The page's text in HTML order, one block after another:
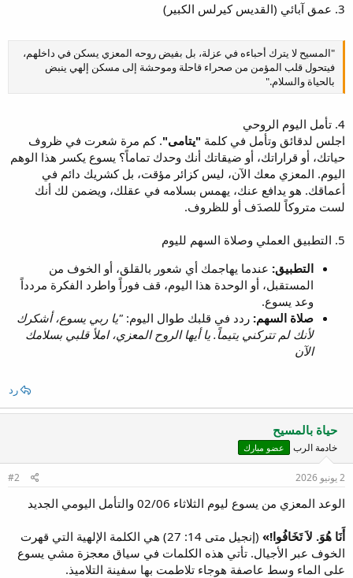
3. عمق آبائي (القديس كيرلس الكبير)
"المسيح لا يترك أحباءه في عزلة، بل بفيض روحه المعزي يسكن في داخلهم،
فيتحول قلب المؤمن من صحراء قاحلة وموحشة إلى مسكن إلهي ينبض
بالحياة والسلام."
4. تأمل اليوم الروحي
اجلس لدقائق وتأمل في كلمة "يتامى". كم مرة شعرت في ظروف
حياتك، أو قراراتك، أو ضيقاتك أنك وحدك تماماً؟ يسوع يكسر هذا الوهم
اليوم. المعزي معك الآن، ليس كزائر مؤقت، بل كشريك دائم في
أعماقك. هو يدافع عنك، يهمس بسلامه في عقلك، ويضمن لك أنك
لست متروكاً للصدَف أو للظروف.
5. التطبيق العملي وصلاة السهم لليوم
التطبيق: عندما يهاجمك أي شعور بالقلق، أو الخوف من
المستقبل، أو الوحدة هذا اليوم، قف فوراً واطرد الفكرة مردداً
وعد يسوع.
صلاة السهم: ردد في قلبك طوال اليوم: "يا ربي يسوع، أشكرك
لأنك لم تتركني يتيماً. يا أيها الروح المعزي، املأ قلبي بسلامك
الآن
رد
حياة بالمسيح
خادمة الرب عضو مبارك
2 يونيو 2026 #2
الوعد المعزي من يسوع ليوم الثلاثاء 02/06 والتأمل اليومي الجديد
أَنَا هُوَ. لاَ تَخَافُوا!»
(إنجيل متى 14: 27) هي الكلمة الإلهية التي قهرت
الخوف عبر الأجيال. تأتي هذه الكلمات في سياق معجزة مشي يسوع
على الماء وسط عاصفة هوجاء تلاطمت بها سفينة التلاميذ.